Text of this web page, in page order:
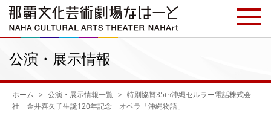
公演・展示情報
ホーム 公演・展示情報一覧
特別協賛35th沖縄セルラー電話株式会
社 金井喜久子生誕120年記念 オペラ「沖縄物語」